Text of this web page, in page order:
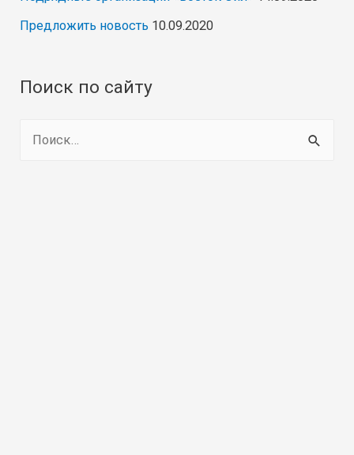
Предложить новость 10.09.2020
Поиск по сайту